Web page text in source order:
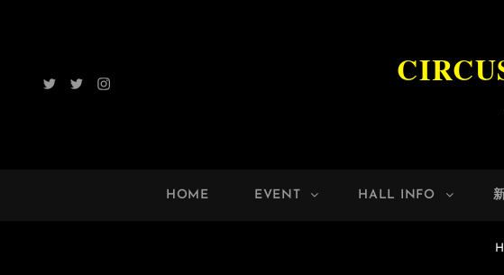
TwitterRadioInstagram
HOME EVENT HALL INFO